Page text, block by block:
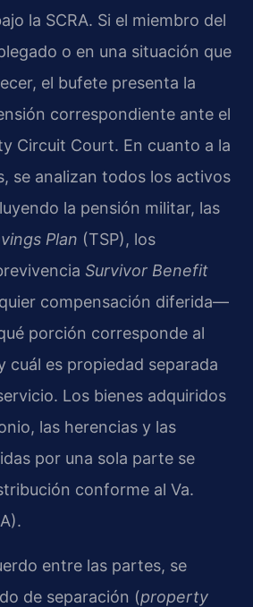
la SCRA. Si el miembro del
o en una situación que
el bufete presenta la
correspondiente ante el
Circuit Court. En cuanto a la
se analizan todos los activos
la pensión militar, las
Plan (TSP), los
Survivor Benefit
compensación diferida—
porción corresponde al
cuál es propiedad separada
Los bienes adquiridos
las herencias y las
por una sola parte se
conforme al Va.
entre las partes, se
de separación (property